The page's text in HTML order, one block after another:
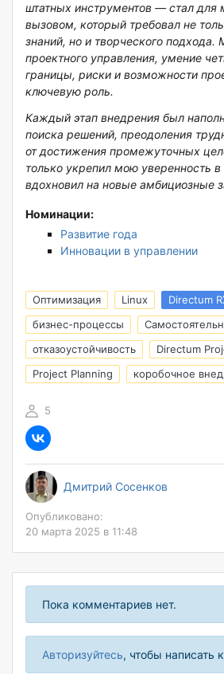
штатных инструментов — стал для
вызовом, который требовал не
знаний, но и творческого подхода.
проектного управления, умение
границы, риски и возможности
ключевую роль.
Каждый этап внедрения был
поиска решений, преодоления
от достижения промежуточных
только укрепил мою уверенность в
вдохновил на новые амбициозные
Номинации:
Развитие года
Инновации в управлении
Оптимизация Linux
Directum
бизнес-процессы
отказоустойчивость
Directum
Project Planning
коробочное
5
Дмитрий Сосенков
Опубликовано:
20 марта 2025 в 11:48
Пока комментариев нет.
Авторизуйтесь, чтобы написать